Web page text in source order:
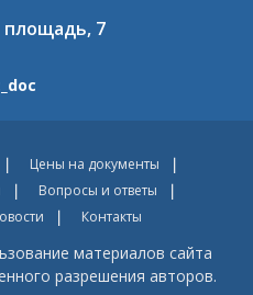
площадь, 7
Цены на документы
Вопросы и ответы
Контакты
материалов сайта
разрешения авторов.